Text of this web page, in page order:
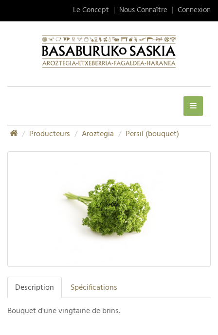
Le Concept Nous Connaître Connexion
Producteurs Aroztegia Persil (bouquet)
Description Spécifications
Bouquet d'une vingtaine de brins.